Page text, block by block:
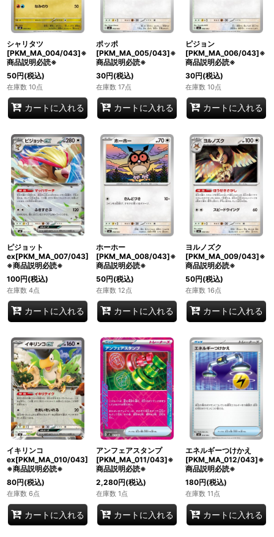
シャリタツ
[PKM_MA_004/043]※
商品説明必読※
50円(税込)
在庫数 10点
カートに入れる
ポッポ
[PKM_MA_005/043]※
商品説明必読※
30円(税込)
在庫数 17点
カートに入れる
ピジョン
[PKM_MA_006/043]※
商品説明必読※
30円(税込)
在庫数 10点
カートに入れる
ピジョット
ex[PKM_MA_007/043]
※商品説明必読※
100円(税込)
在庫数 4点
カートに入れる
ホーホー
[PKM_MA_008/043]※
商品説明必読※
50円(税込)
在庫数 12点
カートに入れる
ヨルノズク
[PKM_MA_009/043]※
商品説明必読※
50円(税込)
在庫数 16点
カートに入れる
イキリンコ
ex[PKM_MA_010/043]
※商品説明必読※
80円(税込)
在庫数 6点
カートに入れる
アンフェアスタンプ
[PKM_MA_011/043]※
商品説明必読※
2,280円(税込)
在庫数 1点
カートに入れる
エネルギーつけかえ
[PKM_MA_012/043]※
商品説明必読※
180円(税込)
在庫数 11点
カートに入れる